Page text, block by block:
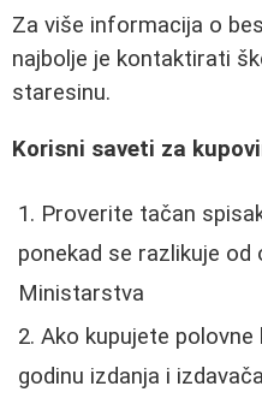
Za više informacija o
najbolje je kontaktirati
staresinu.
Korisni saveti za
Proverite tačan
ponekad se razlikuje od
Ministarstva
Ako kupujete
godinu izdanja i izdavača